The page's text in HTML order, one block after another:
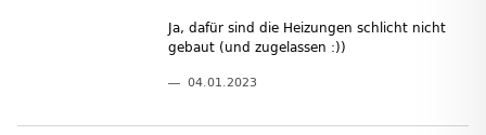
Ja, dafür sind die Heizungen schlicht nicht
gebaut (und zugelassen :))
04.01.2023